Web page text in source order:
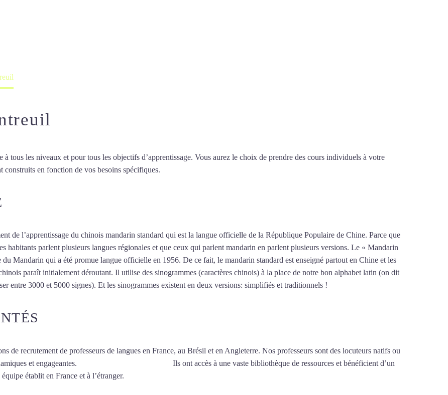
à tous les niveaux et pour tous les objectifs d’apprentissage. Vous aurez le choix de prendre des cours individuels à votre
en fonction de vos besoins spécifiques.
de l’apprentissage du chinois mandarin standard qui est la langue officielle de la République Populaire de Chine. Parce que
habitants parlent plusieurs langues régionales et que ceux qui parlent mandarin en parlent plusieurs versions. Le « Mandarin
Mandarin qui a été promue langue officielle en 1956. De ce fait, le mandarin standard est enseigné partout en Chine et les
paraît initialement déroutant. Il utilise des sinogrammes (caractères chinois) à la place de notre bon alphabet latin (on dit
entre 3000 et 5000 signes). Et les sinogrammes existent en deux versions: simplifiés et traditionnels !
de recrutement de professeurs de langues en France, au Brésil et en Angleterre. Nos professeurs sont des locuteurs natifs ou
et engageantes.
Ils ont accès à une vaste bibliothèque de ressources et bénéficient d’un
établit en France et à l’étranger.